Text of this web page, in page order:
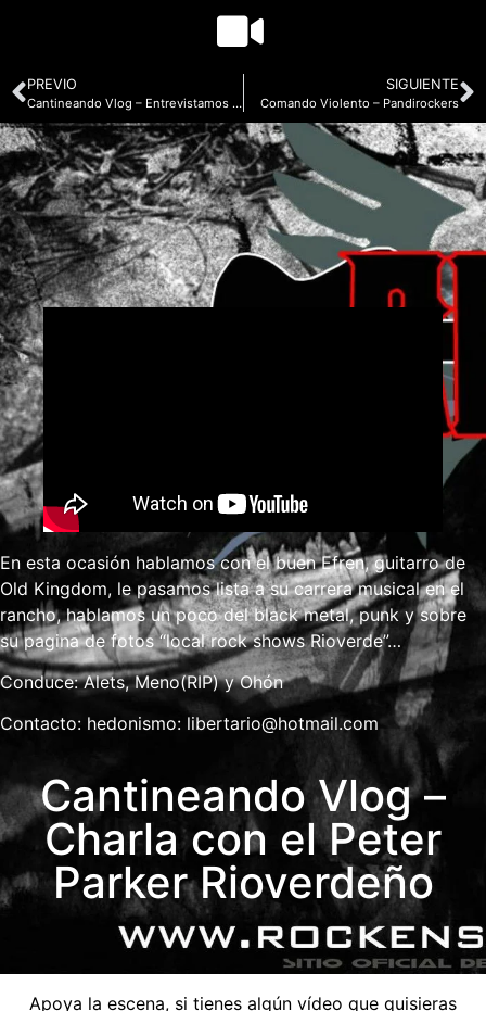
PREVIO
Cantineando Vlog – Entrevistamos al panderito del Gis
SIGUIENTE
Comando Violento – Pandirockers
En esta ocasión hablamos con el buen Efren, guitarro de
Old Kingdom, le pasamos lista a su carrera musical en el
rancho, hablamos un poco del black metal, punk y sobre
su pagina de fotos “local rock shows Rioverde”…
Conduce: Alets, Meno(RIP) y Ohón
Contacto: hedonismo: libertario@hotmail.com
Cantineando Vlog –
Charla con el Peter
Parker Rioverdeño
Apoya la escena, si tienes algún vídeo que quisieras